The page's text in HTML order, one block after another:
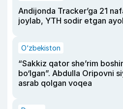
Andijonda Tracker’ga 21
joylab, YTH sodir etgan
O‘zbekiston
“Sakkiz qator she’rim
bo‘lgan”. Abdulla Oripovni
asrab qolgan voqea